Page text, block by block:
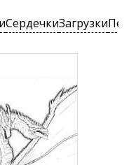
СердечкиЗагрузки